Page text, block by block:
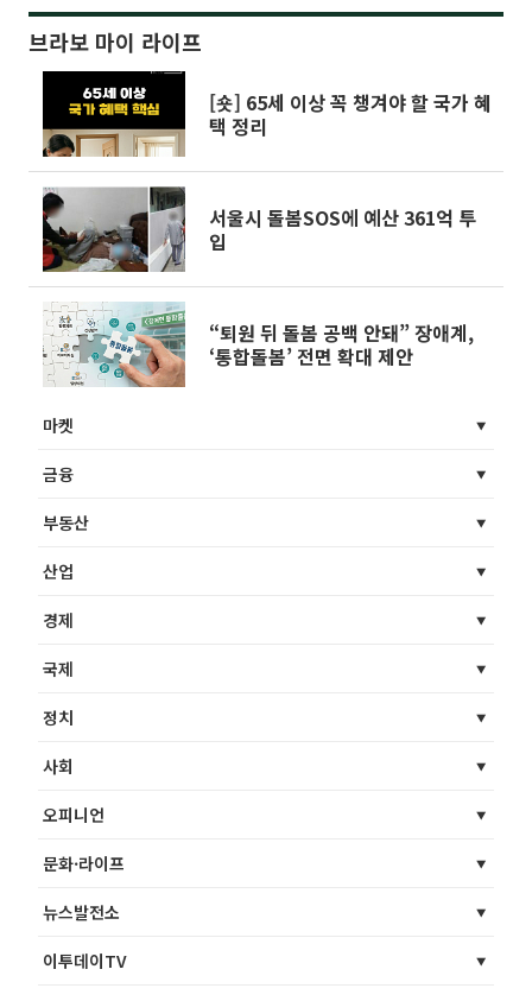
브라보 마이 라이프
[숏] 65세 이상 꼭 챙겨야 할 국가 혜
택 정리
서울시 돌봄SOS에 예산 361억 투
입
“퇴원 뒤 돌봄 공백 안돼” 장애계,
‘통합돌봄’ 전면 확대 제안
마켓
금융
부동산
산업
경제
국제
정치
사회
오피니언
문화·라이프
뉴스발전소
이투데이TV